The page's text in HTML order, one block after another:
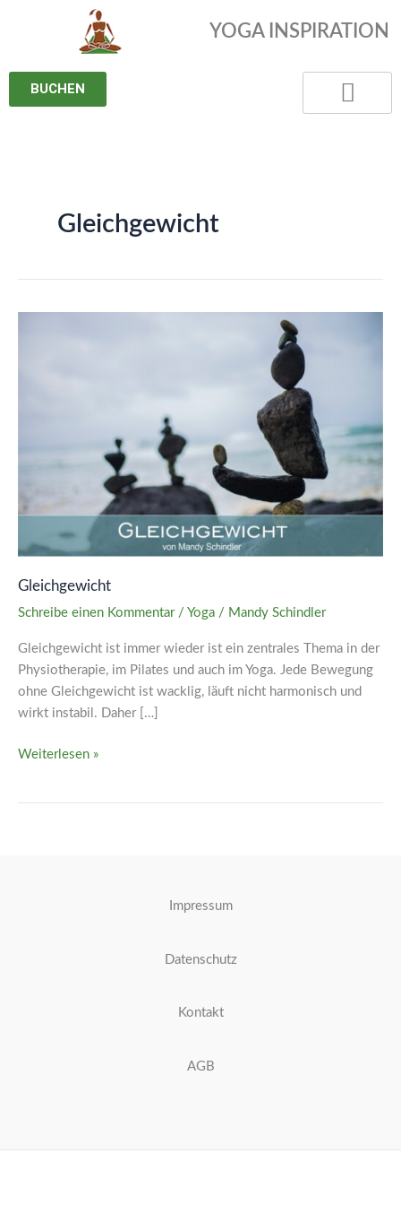
YOGA INSPIRATION
BUCHEN
Gleichgewicht
Gleichgewicht
Schreibe einen Kommentar / Yoga / Mandy Schindler
Gleichgewicht ist immer wieder ist ein zentrales Thema in der
Physiotherapie, im Pilates und auch im Yoga. Jede Bewegung
ohne Gleichgewicht ist wacklig, läuft nicht harmonisch und
wirkt instabil. Daher […]
Weiterlesen »
Impressum
Datenschutz
Kontakt
AGB